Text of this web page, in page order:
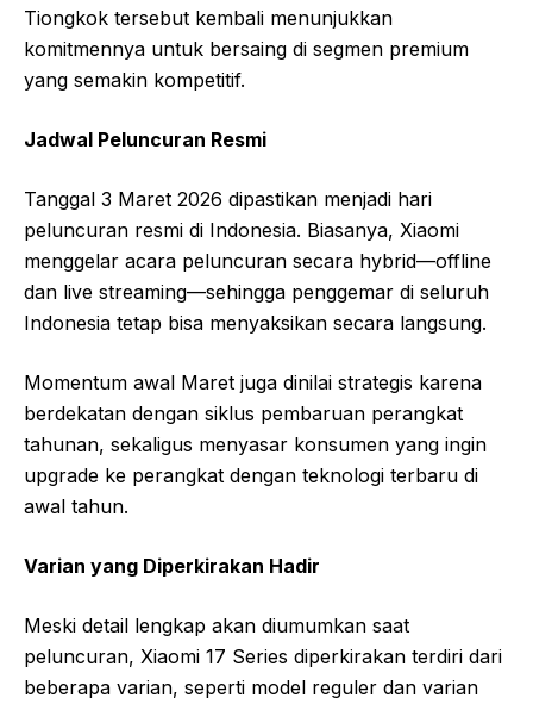
Tiongkok tersebut kembali menunjukkan
komitmennya untuk bersaing di segmen premium
yang semakin kompetitif.
Jadwal Peluncuran Resmi
Tanggal 3 Maret 2026 dipastikan menjadi hari
peluncuran resmi di Indonesia. Biasanya, Xiaomi
menggelar acara peluncuran secara hybrid—offline
dan live streaming—sehingga penggemar di seluruh
Indonesia tetap bisa menyaksikan secara langsung.
Momentum awal Maret juga dinilai strategis karena
berdekatan dengan siklus pembaruan perangkat
tahunan, sekaligus menyasar konsumen yang ingin
upgrade ke perangkat dengan teknologi terbaru di
awal tahun.
Varian yang Diperkirakan Hadir
Meski detail lengkap akan diumumkan saat
peluncuran, Xiaomi 17 Series diperkirakan terdiri dari
beberapa varian, seperti model reguler dan varian